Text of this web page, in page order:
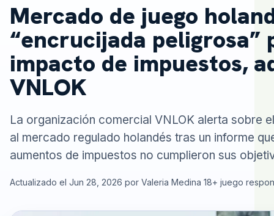
Mercado de juego
“encrucijada peligrosa”
impacto de impuestos,
VNLOK
La organización comercial VNLOK alerta sobre
al mercado regulado holandés tras un informe
aumentos de impuestos no cumplieron sus
Actualizado el Jun 28, 2026 por Valeria Medina 18+ juego